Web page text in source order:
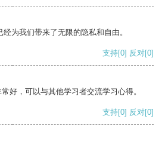
为我们带来了无限的隐私和自由。
支持[0] 反对[0]
好，可以与其他学习者交流学习心得。
支持[0] 反对[0]